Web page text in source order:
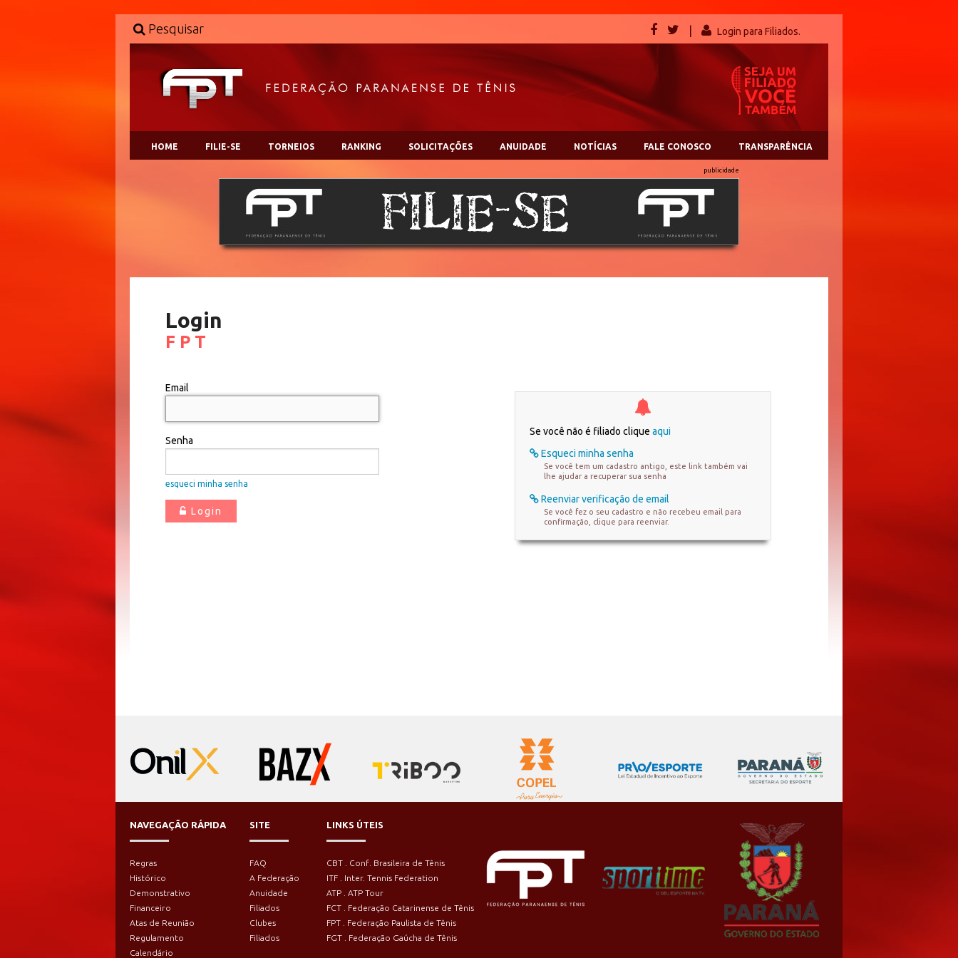
Pesquisar Login para Filiados.
HOME FILIE-SE TORNEIOS RANKING SOLICITAÇÕES ANUIDADE NOTÍCIAS FALE CONOSCO TRANSPARÊNCIA
publicidade
Login
F P T
Email
Senha
esqueci minha senha
Login
Se você não é filiado clique aqui
Esqueci minha senha
Se você tem um cadastro antigo, este link também vai
lhe ajudar a recuperar sua senha
Reenviar verificação de email
Se você fez o seu cadastro e não recebeu email para
confirmação, clique para reenviar.
NAVEGAÇÃO RÁPIDA
Regras
Histórico
Demonstrativo
Financeiro
Atas de Reunião
Regulamento
Calendário
SITE
FAQ
A Federação
Anuidade
Filiados
Clubes
Filiados
LINKS ÚTEIS
CBT . Conf. Brasileira de Tênis
ITF . Inter. Tennis Federation
ATP . ATP Tour
FCT . Federação Catarinense de Tênis
FPT . Federação Paulista de Tênis
FGT . Federação Gaúcha de Tênis